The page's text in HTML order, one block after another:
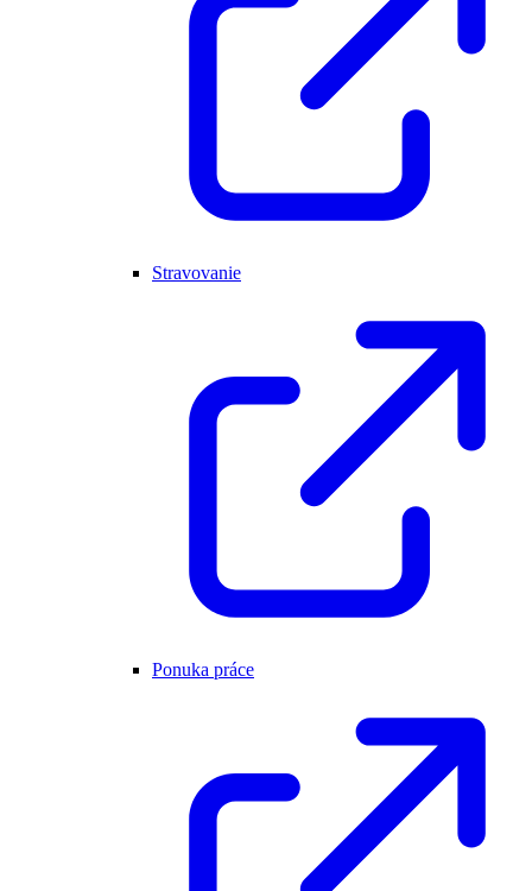
Stravovanie
Ponuka práce